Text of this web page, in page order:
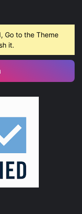
Go to the Theme
it.